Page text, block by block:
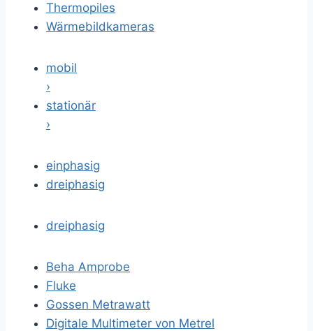
Thermopiles
Wärmebildkameras
mobil
›
stationär
›
einphasig
dreiphasig
dreiphasig
Beha Amprobe
Fluke
Gossen Metrawatt
Digitale Multimeter von Metrel